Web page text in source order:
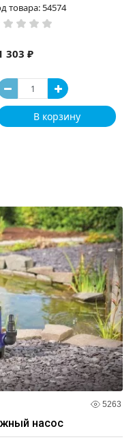
товара: 54574
303 ₽
В корзину
5263
насос